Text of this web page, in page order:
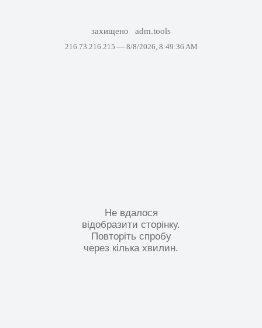
захищено adm.tools
216.73.216.215 — 8/8/2026, 8:49:36 AM
Не вдалося
відобразити сторінку.
Повторіть спробу
через кілька хвилин.